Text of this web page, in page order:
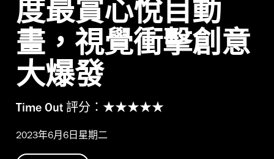
度最賞心悅目動
畫，視覺衝擊創意
大爆發
Time Out 評分：★★★★★
2023年6月6日星期二